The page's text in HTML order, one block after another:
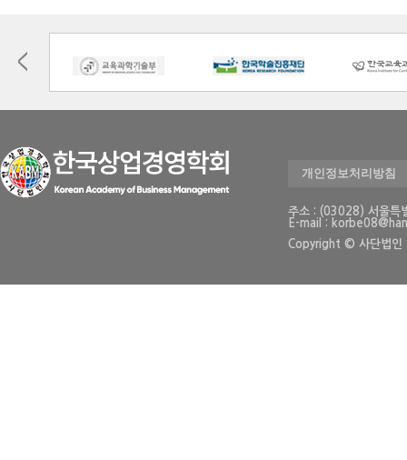
개인정보처리방침
주소 : (03028) 서울특
E-mail :
Copyright © 사단법인